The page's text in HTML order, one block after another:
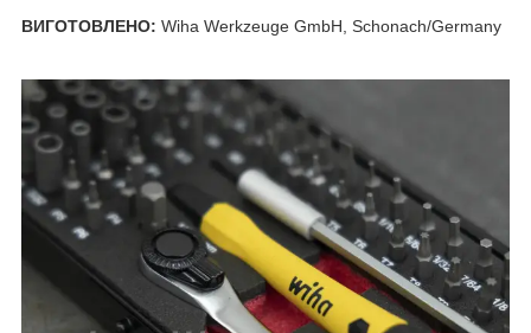
ВИГОТОВЛЕНО: Wiha Werkzeuge GmbH, Schonach/Germany